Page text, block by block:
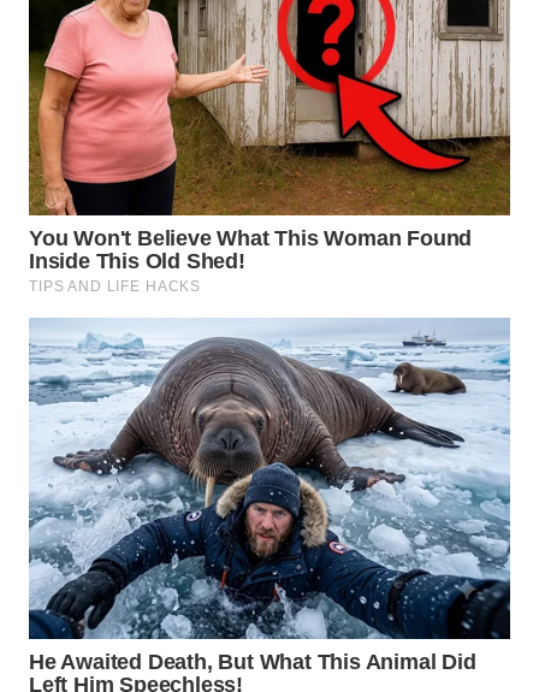
WN
SIMALUNGUN
WN
LABUHANBATU
WN
TAPANULI
TENGAH
WN DELI
SERDANG
WN
TEBING
TINGGI
WN
PAKPAK
WN
KARAWANG